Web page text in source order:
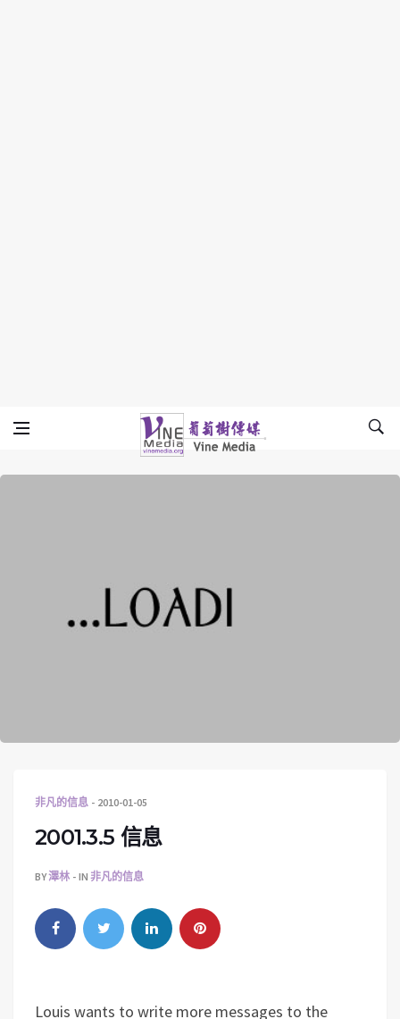
Vine Media
葡萄樹傳媒
非凡的信息 2010-01-05
2001.3.5 信息
BY澤林 IN 非凡的信息
Louis wants to write more messages to the